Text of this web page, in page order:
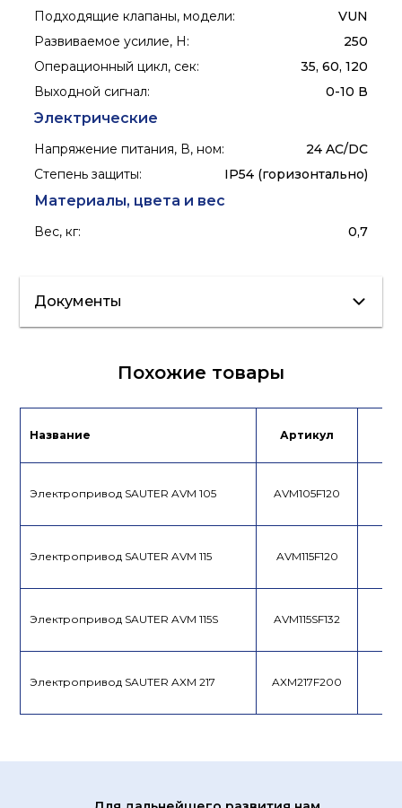
Подходящие клапаны, модели:
VUN
Развиваемое усилие, Н:
250
Операционный цикл, сек:
35, 60, 120
Выходной сигнал: 0-10 В
Электрические
Напряжение питания, В, ном:
24 AC/DC
Степень защиты: IP54 (горизонтально)
Материалы, цвета и вес
Вес, кг: 0,7
Документы
Декларация
Лист данных
Похожие товары
Название Артикул
Электропривод SAUTER AVM 105 AVM105F120
Электропривод SAUTER AVM 115 AVM115F120
Электропривод SAUTER AVM 115S AVM115SF132
Электропривод SAUTER AXM 217 AXM217F200